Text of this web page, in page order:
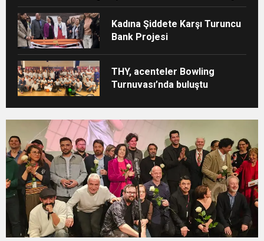
Kadına Şiddete Karşı Turuncu
Bank Projesi
THY, acenteler Bowling
Turnuvası’nda buluştu